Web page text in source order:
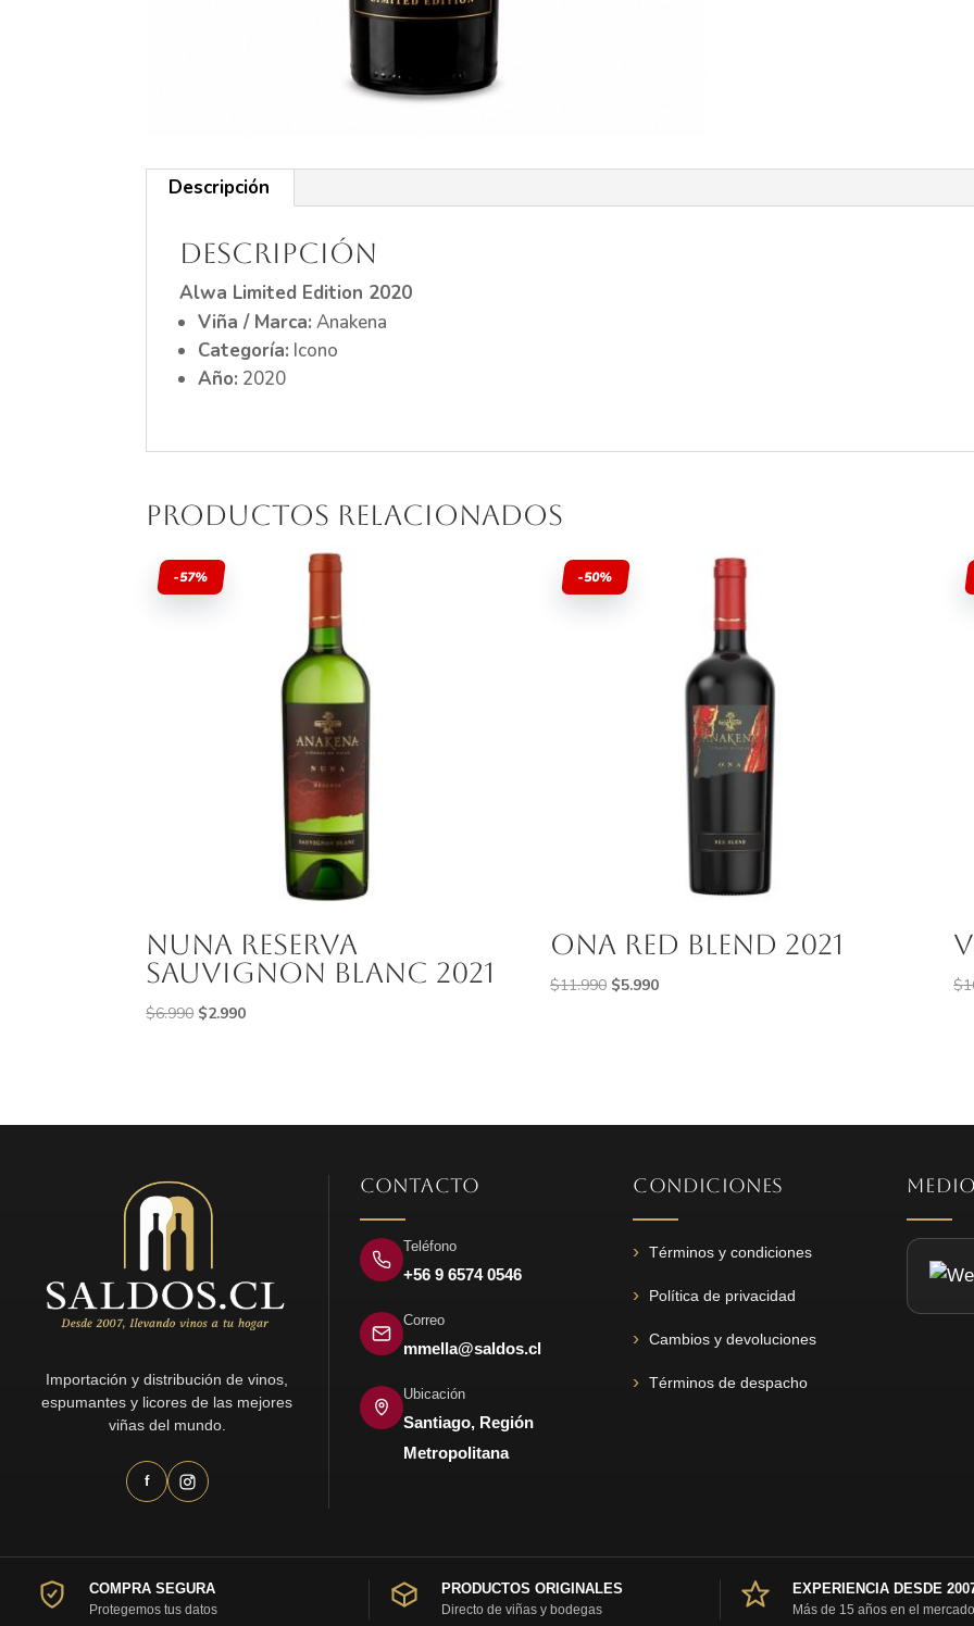
Descripción
Descripción
Alwa Limited Edition 2020
Viña / Marca: Anakena
Categoría: Icono
Año: 2020
Productos relacionados
-57%
Nuna Reserva
Sauvignon Blanc 2021
$6.990 El
$2.990El
-50%
Ona Red Blend 2021
$11.990 El
$5.990El
$
Importación y distribución de vinos,
espumantes y licores de las mejores
viñas del mundo.
f
CONTACTO
Teléfono
+56 9 6574 0546
Correo
mmella@saldos.cl
Ubicación
Santiago, Región
Metropolitana
CONDICIONES
Términos y condiciones
Política de privacidad
Cambios y devoluciones
Términos de despacho
COMPRA SEGURA
Protegemos tus datos
PRODUCTOS ORIGINALES
Directo de viñas y bodegas
EXPERIENCIA DESDE
Más de 15 años en el mercado